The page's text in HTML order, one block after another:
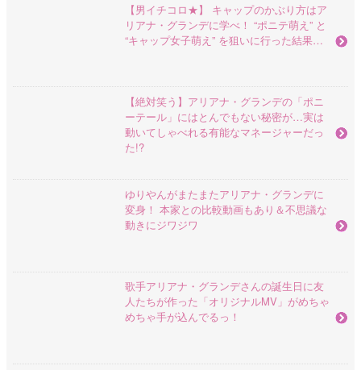
【男イチコロ★】 キャップのかぶり方はア
リアナ・グランデに学べ！ “ポニテ萌え” と
“キャップ女子萌え” を狙いに行った結果…
【絶対笑う】アリアナ・グランデの「ポニ
ーテール」にはとんでもない秘密が…実は
動いてしゃべれる有能なマネージャーだっ
た!?
ゆりやんがまたまたアリアナ・グランデに
変身！ 本家との比較動画もあり＆不思議な
動きにジワジワ
歌手アリアナ・グランデさんの誕生日に友
人たちが作った「オリジナルMV」がめちゃ
めちゃ手が込んでるっ！